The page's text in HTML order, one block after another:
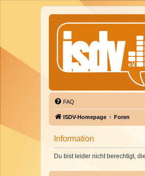
FAQ
ISDV-Homepage Foren
Information
Du bist leider nicht berechtigt,